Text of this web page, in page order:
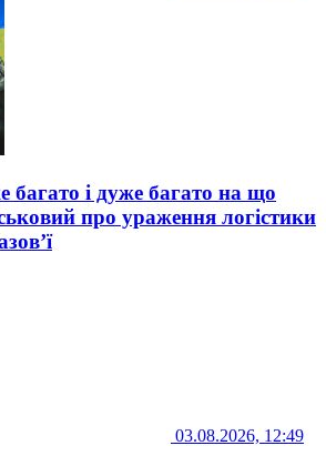
і дуже багато на що
про ураження логістики
03.08.2026, 12:49